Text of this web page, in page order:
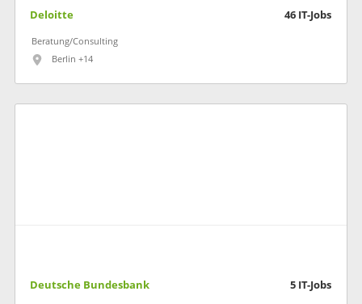
Deloitte 46 IT-Jobs
Beratung/Consulting
Berlin +14
Deutsche Bundesbank 5 IT-Jobs